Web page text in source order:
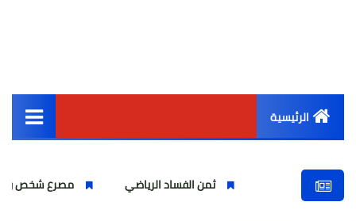
الرئيسية
أخبار مصر
ثمن الفساد الرياضي مصرع شخص واصابة اخرين